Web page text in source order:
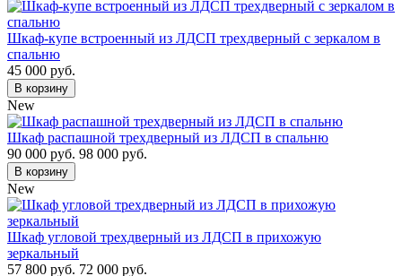
Шкаф-купе встроенный из ЛДСП трехдверный с зеркалом в
спальню
45 000 руб.
В корзину
New
Шкаф распашной трехдверный из ЛДСП в спальню
90 000 руб. 98 000 руб.
В корзину
New
Шкаф угловой трехдверный из ЛДСП в прихожую
зеркальный
57 800 руб. 72 000 руб.